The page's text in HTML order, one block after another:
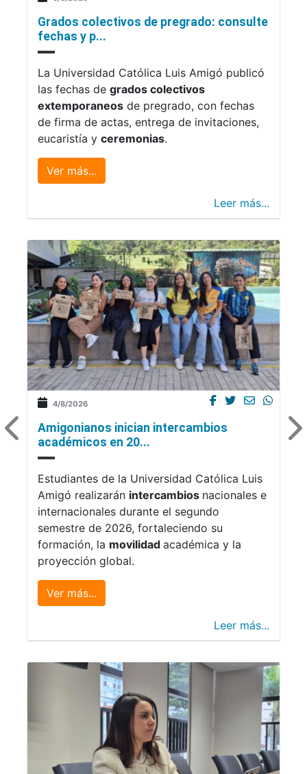
Grados colectivos de pregrado: consulte
fechas y p...
La Universidad Católica Luis Amigó publicó
las fechas de grados colectivos
extemporaneos de pregrado, con fechas
de firma de actas, entrega de invitaciones,
eucaristía y ceremonias.
Ver más...
Leer más...
4/8/2026
Amigonianos inician intercambios
académicos en 20...
Estudiantes de la Universidad Católica Luis
Amigó realizarán intercambios nacionales e
internacionales durante el segundo
semestre de 2026, fortaleciendo su
formación, la movilidad académica y la
proyección global.
Ver más...
Leer más...